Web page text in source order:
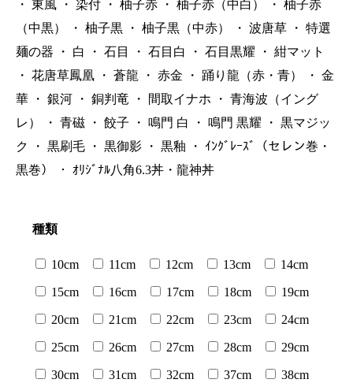
・ 東風 ・ 染付 ・ 柚子赤 ・ 柚子赤（中白） ・ 柚子赤
（中黒）
・ 柚子黒 ・ 柚子黒（中赤） ・ 波唐草 ・ 特選
麺の器
・ 白 ・ 石目 ・ 石目白 ・ 石目黒耀 ・ 紺マット
・ 花唐草鳳凰 ・ 蒼龍 ・ 赤金 ・ 踊り龍（赤・青） ・ 金
華
・ 銀河 ・ 銅判竜 ・ 間取イナホ ・ 青海波（イング
レ）
・ 青磁 ・ 餃子 ・ 鳴門 白 ・ 鳴門 黒耀 ・ 黒マジッ
ク
・ 黒刷毛 ・ 黒御影 ・ 黒釉 ・
ｲﾝｸﾞﾚｰｽﾞ（セレン巻・
黒巻）
・ ｵﾘｼﾞﾅﾙ八角6.3丼・龍神丼
種類
10cm 11cm 12cm 13cm 14cm
15cm 16cm 17cm 18cm 19cm
20cm 21cm 22cm 23cm 24cm
25cm 26cm 27cm 28cm 29cm
30cm 31cm 32cm 37cm 38cm